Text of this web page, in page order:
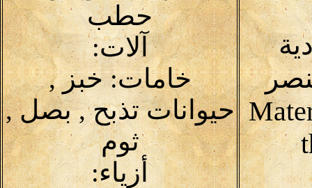
حطب
آلات:
خامات: خبز ,
حيوانات تذبح , بصل ,
ثوم
أزياء: